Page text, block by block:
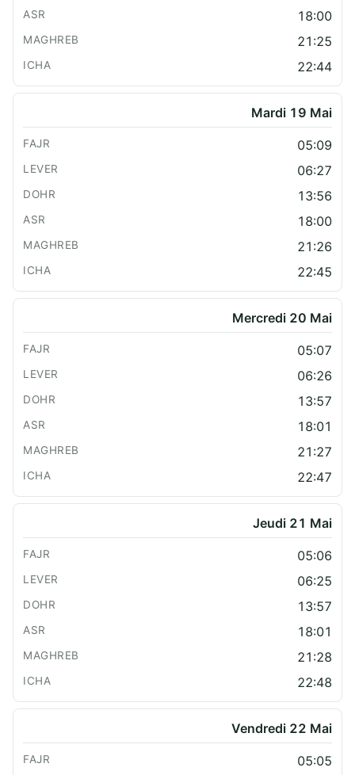
18:00
21:25
22:44
Mardi 19 Mai
05:09
06:27
13:56
18:00
21:26
22:45
Mercredi 20 Mai
05:07
06:26
13:57
18:01
21:27
22:47
Jeudi 21 Mai
05:06
06:25
13:57
18:01
21:28
22:48
Vendredi 22 Mai
05:05